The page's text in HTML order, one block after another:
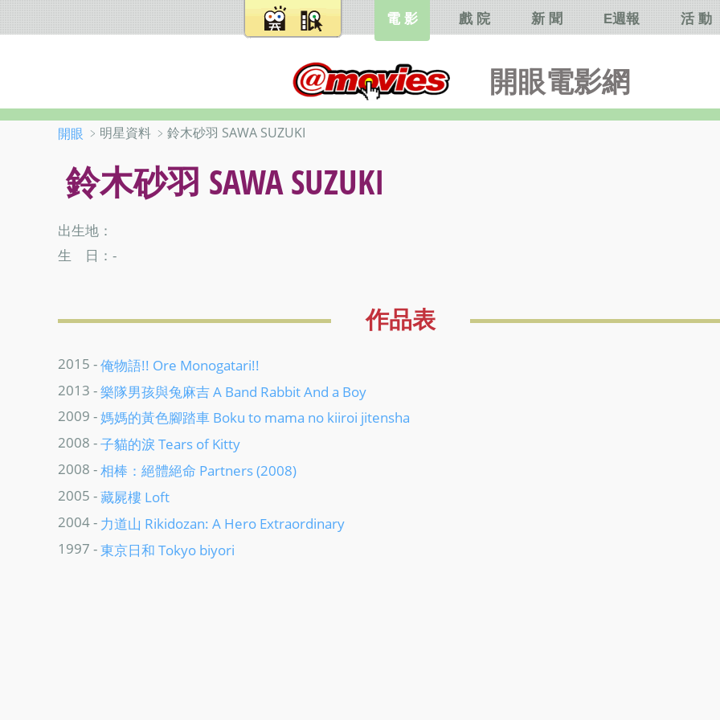
開眼電影網
電 影 戲 院 新 聞 E週報 活 動
開眼 ﹥明星資料 ﹥鈴木砂羽 SAWA SUZUKI
鈴木砂羽 SAWA SUZUKI
出生地：
生 日：-
作品表
2015 -俺物語!! Ore Monogatari!!
2013 -樂隊男孩與兔麻吉 A Band Rabbit And a Boy
2009 -媽媽的黃色腳踏車 Boku to mama no kiiroi jitensha
2008 -子貓的淚 Tears of Kitty
2008 -相棒：絕體絕命 Partners (2008)
2005 -藏屍樓 Loft
2004 - 力道山 Rikidozan: A Hero Extraordinary
1997 -東京日和 Tokyo biyori